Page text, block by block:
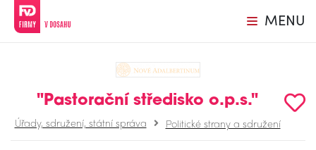
MENU
"Pastorační středisko o.p.s."
Úřady, sdružení, státní správa Politické strany a sdružení